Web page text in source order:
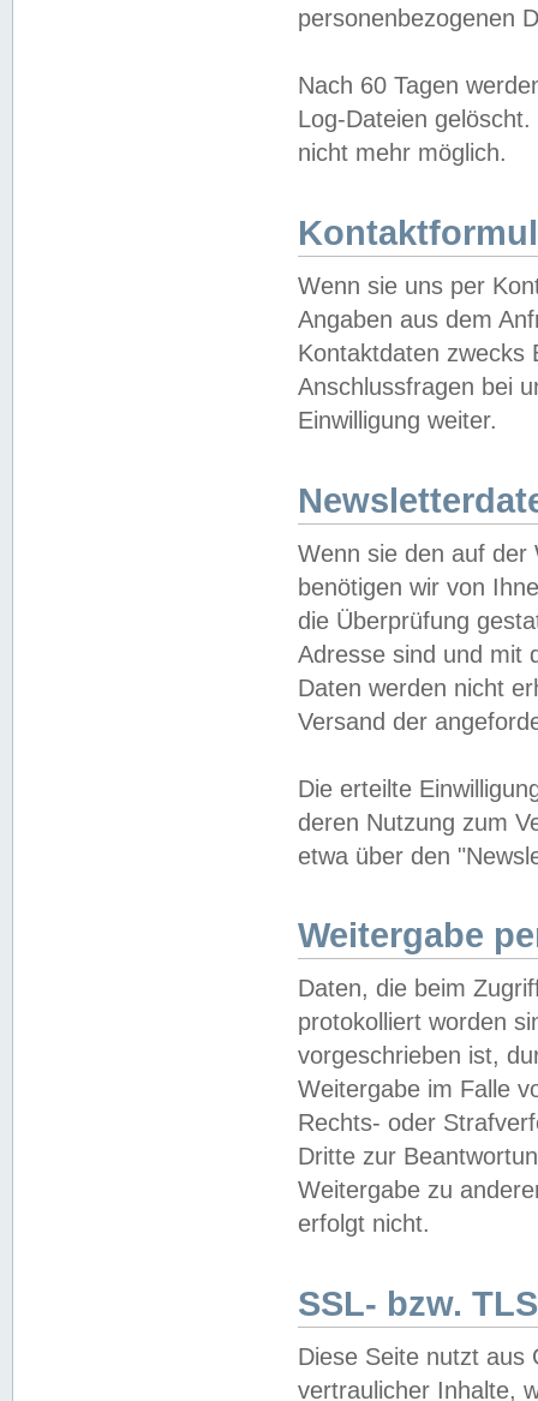
personenbezogenen
Nach 60 Tagen
Log-Dateien
nicht mehr möglich.
Wenn sie uns per
Angaben aus dem
Kontaktdaten zwecks
Anschlussfragen bei
Einwilligung weiter.
Wenn sie den auf der
benötigen wir von
die Überprüfung
Adresse sind und mit
Daten werden nicht
Versand der
Die erteilte
deren Nutzung zum
etwa über den
Weitergabe
Daten, die beim
protokolliert worden
vorgeschrieben ist,
Weitergabe im Falle
Rechts- oder
Dritte zur
Weitergabe zu
erfolgt nicht.
SSL- bzw.
Diese Seite nutzt aus
vertraulicher Inhalte,